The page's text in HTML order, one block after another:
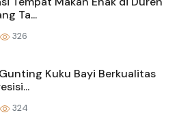
Ta...
326
Kuku Bayi Berkualitas
324